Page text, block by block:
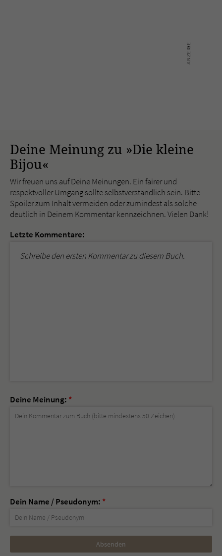
Deine Meinung zu »Die kleine
Bijou«
Wir freuen uns auf Deine Meinungen. Ein fairer und
respektvoller Umgang sollte selbstverständlich sein. Bitte
Spoiler zum Inhalt vermeiden oder zumindest als solche
deutlich in Deinem Kommentar kennzeichnen. Vielen Dank!
Letzte Kommentare:
Schreibe den ersten Kommentar zu diesem Buch.
Deine Meinung: *
Dein Name / Pseudonym: *
Nicht
ausfüllen!